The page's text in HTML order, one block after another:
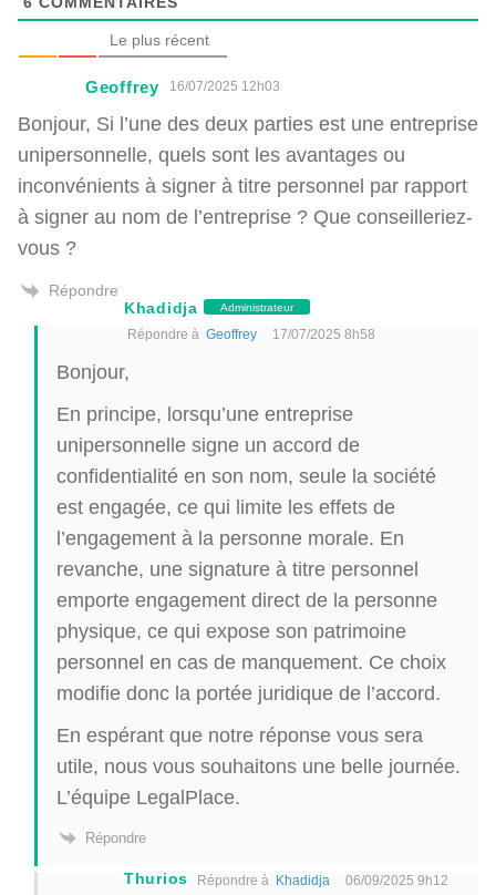
Le plus récent
Geoffrey 16/07/2025 12h03
Bonjour, Si l’une des deux parties est une entreprise
unipersonnelle, quels sont les avantages ou
inconvénients à signer à titre personnel par rapport
à signer au nom de l’entreprise ? Que conseilleriez-
vous ?
Répondre
Khadidja
Administrateur
Répondre à Geoffrey 17/07/2025 8h58
Bonjour,
En principe, lorsqu’une entreprise
unipersonnelle signe un accord de
confidentialité en son nom, seule la société
est engagée, ce qui limite les effets de
l’engagement à la personne morale. En
revanche, une signature à titre personnel
emporte engagement direct de la personne
physique, ce qui expose son patrimoine
personnel en cas de manquement. Ce choix
modifie donc la portée juridique de l’accord.
En espérant que notre réponse vous sera
utile, nous vous souhaitons une belle journée.
L’équipe LegalPlace.
Répondre
Thurios Répondre à Khadidja 06/09/2025 9h12